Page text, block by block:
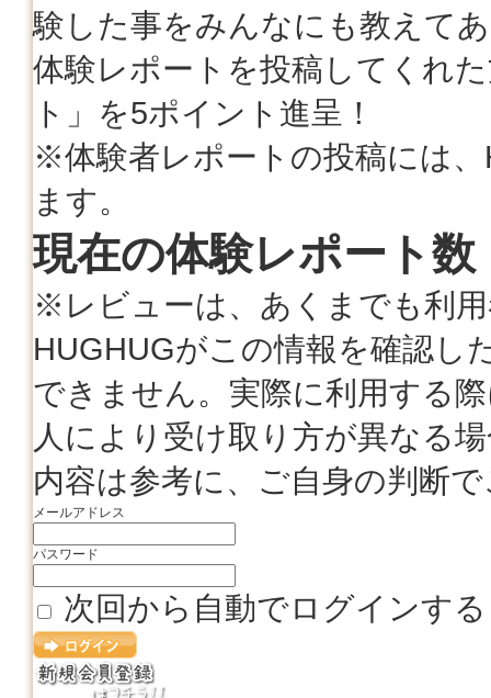
験した事をみんなにも教えて
体験レポートを投稿してくれ
ト」を5ポイント進呈！
※体験者レポートの投稿には
ます。
現在の体験レポート
※レビューは、あくまでも利
HUGHUGがこの情報を確認し
できません。実際に利用する
人により受け取り方が異なる
内容は参考に、ご自身の判断
メールアドレス
パスワード
次回から自動でログインする